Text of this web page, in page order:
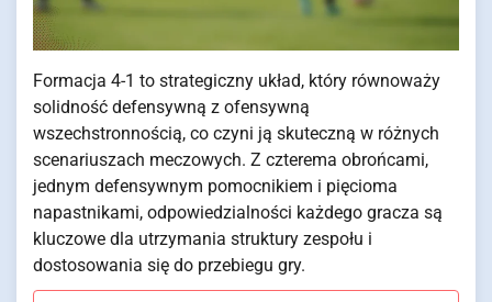
Formacja 4-1 to strategiczny układ, który równoważy
solidność defensywną z ofensywną
wszechstronnością, co czyni ją skuteczną w różnych
scenariuszach meczowych. Z czterema obrońcami,
jednym defensywnym pomocnikiem i pięcioma
napastnikami, odpowiedzialności każdego gracza są
kluczowe dla utrzymania struktury zespołu i
dostosowania się do przebiegu gry.